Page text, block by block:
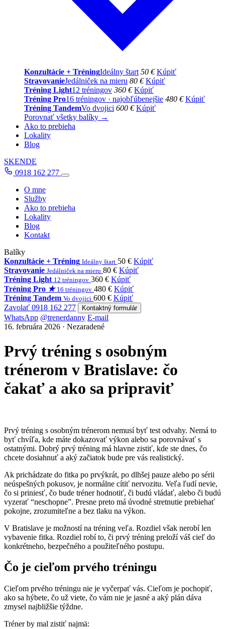
Konzultácie + TréningIdeálny štart 50 € Kúpiť
StravovanieJedálniček na mieru 80 € Kúpiť
Tréning Light12 tréningov 360 € Kúpiť
Tréning Pro16 tréningov · najobľúbenejšie 480 € Kúpiť
Tréning TandemVo dvojici 600 € Kúpiť
Porovnať všetky balíky →
Ako to prebieha
Lokality
Blog
SKENDE
0918 162 277
O mne
Služby
Ako to prebieha
Lokality
Blog
Kontakt
Balíky
Konzultácie + Tréning Ideálny štart 50 € Kúpiť
Stravovanie Jedálniček na mieru 80 € Kúpiť
Tréning Light 12 tréningov 360 € Kúpiť
Tréning Pro ★ 16 tréningov 480 € Kúpiť
Tréning Tandem Vo dvojici 600 € Kúpiť
Zavolať 0918 162 277
Kontaktný formulár
WhatsApp @trenerdanny E-mail
16. februára 2026 · Nezaradené
Prvý tréning s osobným
trénerom v Bratislave: čo
čakať a ako sa pripraviť
Prvý tréning s osobným trénerom nemusí byť test odvahy. Nemá to
byť chvíľa, kde máte dokazovať výkon alebo sa porovnávať s
ostatnými. Dobrý prvý tréning má hlavne zistiť, kde ste dnes, čo
chcete dosiahnuť a aký začiatok bude pre vás realistický.
Ak prichádzate do fitka po prvýkrát, po dlhšej pauze alebo po sérii
neúspešných pokusov, je normálne cítiť nervozitu. Veľa ľudí nevie,
čo si priniesť, čo bude tréner hodnotiť, či budú vládať, alebo či budú
vyzerať “neschopne”. Presne preto má úvodné stretnutie prebiehať
pokojne, zrozumiteľne a bez tlaku na výkon.
V Bratislave je možností na tréning veľa. Rozdiel však nerobí len
vybavenie fitka. Rozdiel robí to, či prvý tréning preloží váš cieľ do
konkrétneho, bezpečného a použiteľného postupu.
Čo je cieľom prvého tréningu
Cieľom prvého tréningu nie je vyčerpať vás. Cieľom je pochopiť,
ako sa hýbete, čo už viete, čo vám nie je jasné a aký plán dáva
zmysel najbližšie týždne.
Tréner by mal zistiť najmä: